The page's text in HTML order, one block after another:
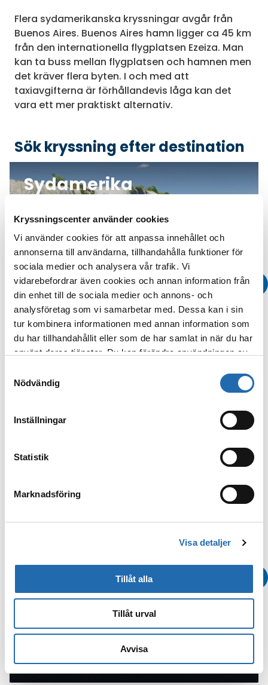
Kryssningscenter använder cookies
Vi använder cookies för att anpassa innehållet och
annonserna till användarna, tillhandahålla funktioner för
sociala medier och analysera vår trafik. Vi
vidarebefordrar även cookies och annan information från
din enhet till de sociala medier och annons- och
analysföretag som vi samarbetar med. Dessa kan i sin
tur kombinera informationen med annan information som
du har tillhandahållit eller som de har samlat in när du har
använt deras tjänster. Du kan förändra användningen av
frånInformation om kakor (cookies)
-länken i nedre
Nödvändig
Inställningar
Statistik
Marknadsföring
Visa detaljer
Tillåt alla
Tillåt urval
Avvisa
Flera sydamerikanska kryssningar avgår från
Buenos Aires. Buenos Aires hamn ligger ca 45 km
från den internationella flygplatsen Ezeiza. Man
kan ta buss mellan flygplatsen och hamnen men
det kräver flera byten. I och med att
taxiavgifterna är förhållandevis låga kan det
vara ett mer praktiskt alternativ.
Sök kryssning efter destination
Sydamerika
Boka
Boka